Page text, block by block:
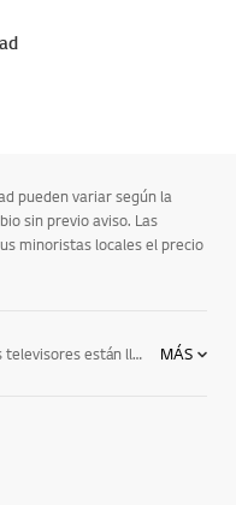
pueden variar según la
sin previo aviso. Las
minoristas locales el precio
LG es innovación, por ello todos nuestros televisores están llenos de avances tecnológicos. Los de LG son los únicos que se pueden ver desde cualquier perspectiva, y junto a los avanzados y cómodos lentes 3D, tu momento televisivo será una experiencia cada día.En LG sabemos que cada cliente tiene sus necesidades, por ese motivo diseñamos televisores con diferentes diseños tamaños, tecnologías y precios, para que el televisor que elijas sea el que necesita, y sobre todo el que te haga disfrutar de los momentos de ocio en tu casa: Conoce TV Oled, nanocell Tv, TV UHD 4K, TV full HD y más MÁS